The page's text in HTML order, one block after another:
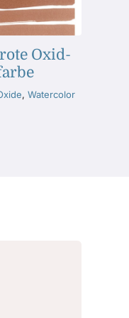
Oxid-
, Watercolor